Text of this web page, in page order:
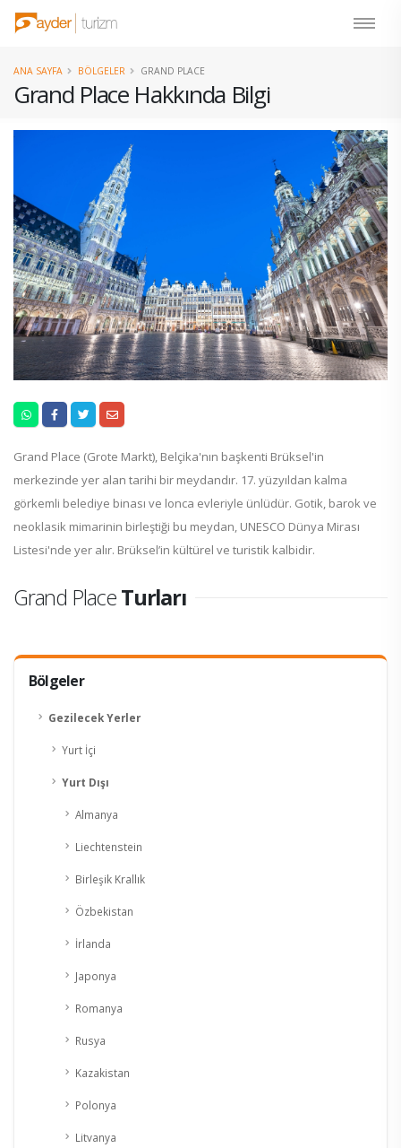
Grand Place Hakkında Bilgi
ANA SAYFA BÖLGELER GRAND PLACE
Bölgeler
Gezilecek Yerler
Yurt İçi
Yurt Dışı
Almanya
Liechtenstein
Birleşik Krallık
Özbekistan
İrlanda
Japonya
Romanya
Rusya
Kazakistan
Polonya
Litvanya
Grand Place (Grote Markt), Belçika'nın başkenti Brüksel'in
merkezinde yer alan tarihi bir meydandır. 17. yüzyıldan kalma
görkemli belediye binası ve lonca evleriyle ünlüdür. Gotik, barok ve
neoklasik mimarinin birleştiği bu meydan, UNESCO Dünya Mirası
Listesi'nde yer alır. Brüksel’in kültürel ve turistik kalbidir.
Grand PlaceTurları